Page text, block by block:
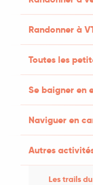
Randonner à
Toutes les
Se baigner en
Naviguer en
Autres
Les trails